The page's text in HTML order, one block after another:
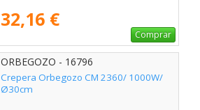
32,16 €
Comprar
ORBEGOZO - 16796
Crepera Orbegozo CM 2360/ 1000W/
Ø30cm